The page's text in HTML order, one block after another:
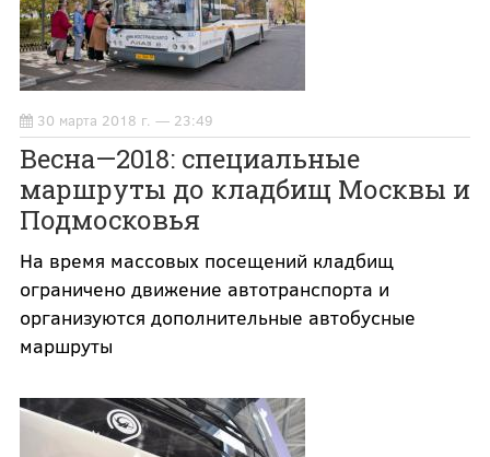
30 марта 2018 г. — 23:49
Весна—2018: специальные
маршруты до кладбищ Москвы и
Подмосковья
На время массовых посещений кладбищ
ограничено движение автотранспорта и
организуются дополнительные автобусные
маршруты